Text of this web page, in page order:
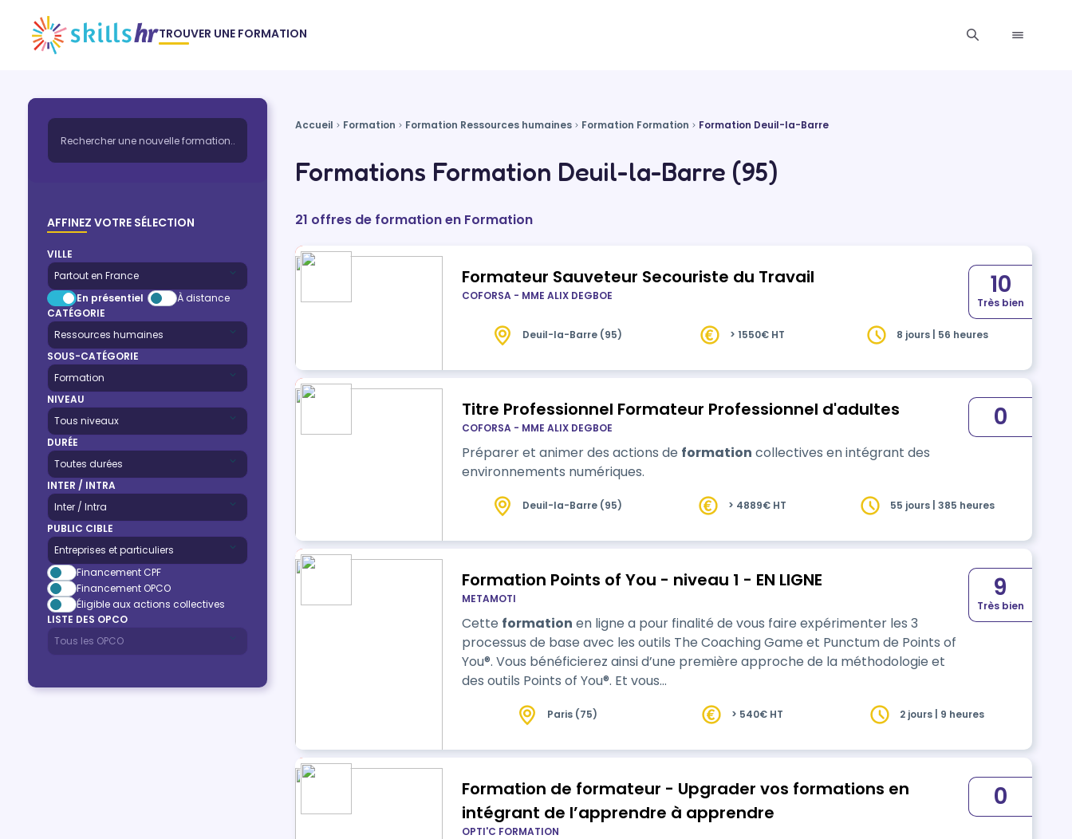
TROUVER UNE FORMATION
AFFINEZ VOTRE SÉLECTION
VILLE
En présentiel
À distance
CATÉGORIE
SOUS-CATÉGORIE
NIVEAU
DURÉE
INTER / INTRA
PUBLIC CIBLE
Financement CPF
Financement OPCO
Éligible aux actions collectives
LISTE DES OPCO
Accueil Formation Formation Ressources humaines Formation Formation Formation Deuil-la-Barre
Formations Formation Deuil-la-Barre (95)
21 offres de formation en Formation
Formateur Sauveteur Secouriste du Travail
COFORSA - MME ALIX DEGBOE 10
Très bien
Deuil-la-Barre (95) > 1550€ HT 8 jours | 56 heures
Titre Professionnel Formateur Professionnel d'adultes
COFORSA - MME ALIX DEGBOE
Préparer et animer des actions de formation collectives en intégrant des
environnements numériques.
0
Deuil-la-Barre (95) > 4889€ HT 55 jours | 385 heures
Formation Points of You - niveau 1 - EN LIGNE
METAMOTI
Cette formation en ligne a pour finalité de vous faire expérimenter les 3
processus de base avec les outils The Coaching Game et Punctum de Points of
You®. Vous bénéficierez ainsi d’une première approche de la méthodologie et
des outils Points of You®. Et vous…
9
Très bien
Paris (75) > 540€ HT 2 jours | 9 heures
Formation de formateur - Upgrader vos formations en
intégrant de l’apprendre à apprendre
OPTI'C FORMATION
0